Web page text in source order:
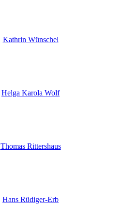
Kathrin Wünschel
Helga Karola Wolf
Thomas Rittershaus
Hans Rüdiger-Erb